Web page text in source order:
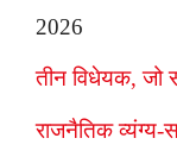
2026
तीन विधेयक,
राजनैतिक व्यंग्य-